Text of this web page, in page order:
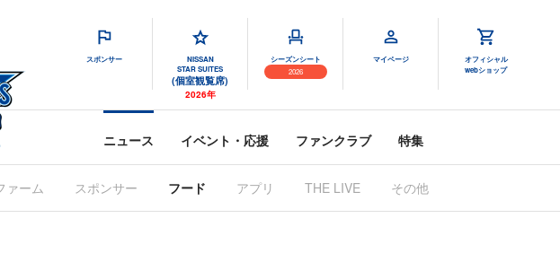
スポンサー
NISSAN
STAR SUITES
(個室観覧席)
2026年
シーズンシート
2026
マイページ
オフィシャル
webショップ
ニュース イベント・応援 ファンクラブ 特集
ァーム スポンサー フード アプリ THE LIVE その他